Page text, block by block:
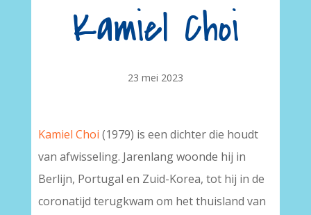
Kamiel Choi
23 mei 2023
Kamiel Choi (1979) is een dichter die houdt
van afwisseling. Jarenlang woonde hij in
Berlijn, Portugal en Zuid-Korea, tot hij in de
coronatijd terugkwam om het thuisland van